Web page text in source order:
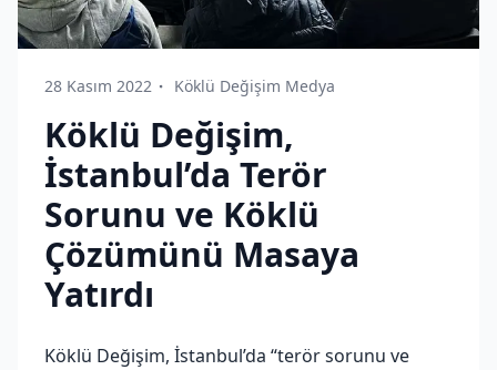
28 Kasım 2022 Köklü Değişim Medya
Köklü Değişim,
İstanbul’da Terör
Sorunu ve Köklü
Çözümünü Masaya
Yatırdı
Köklü Değişim, İstanbul’da “terör sorunu ve